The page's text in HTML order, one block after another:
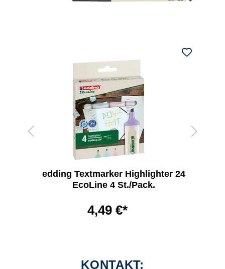
edding Textmarker Highlighter 24
EcoLine 4 St./Pack.
4,49 €*
KONTAKT: